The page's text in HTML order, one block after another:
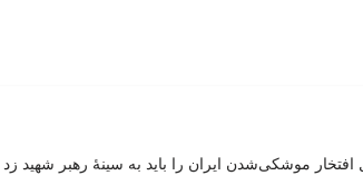
افتخار موشکی‌شدن ایران را باید به سینهٔ رهبر شهید زد